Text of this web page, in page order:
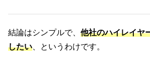
結論はシンプルで、 他社のハイレイヤ
したい 、というわけです。